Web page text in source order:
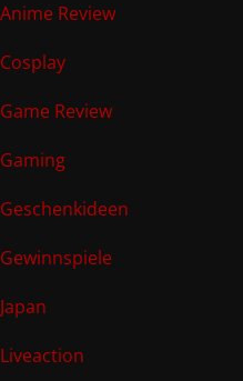
Anime Review
Cosplay
Game Review
Gaming
Geschenkideen
Gewinnspiele
Japan
Liveaction